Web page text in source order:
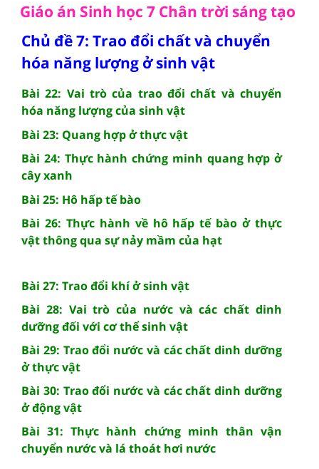
Giáo án Sinh học 7 Chân trời sáng tạo
Chủ đề 7: Trao đổi chất và chuyển
hóa năng lượng ở sinh vật
Bài 22: Vai trò của trao đổi chất và chuyển
hóa năng lượng của sinh vật
Bài 23: Quang hợp ở thực vật
Bài 24: Thực hành chứng minh quang hợp ở
cây xanh
Bài 25: Hô hấp tế bào
Bài 26: Thực hành về hô hấp tế bào ở thực
vật thông qua sự nảy mầm của hạt
Bài 27: Trao đổi khí ở sinh vật
Bài 28: Vai trò của nước và các chất dinh
dưỡng đối với cơ thể sinh vật
Bài 29: Trao đổi nước và các chất dinh dưỡng
ở thực vật
Bài 30: Trao đổi nước và các chất dinh dưỡng
ở động vật
Bài 31: Thực hành chứng minh thân vận
chuyển nước và lá thoát hơi nước